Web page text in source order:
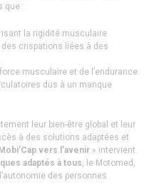
que :
la rigidité musculaire.
crispations liées à des
musculaire et de l’endurance.
dus à un manque
leur bien-être global et leur
à des solutions adaptées et
Mobi’Cap vers l’avenir » intervient.
adaptés à tous, le Motomed,
des personnes.